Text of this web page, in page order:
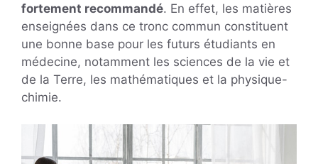
fortement recommandé. En effet, les matières
enseignées dans ce tronc commun constituent
une bonne base pour les futurs étudiants en
médecine, notamment les sciences de la vie et
de la Terre, les mathématiques et la physique-
chimie.